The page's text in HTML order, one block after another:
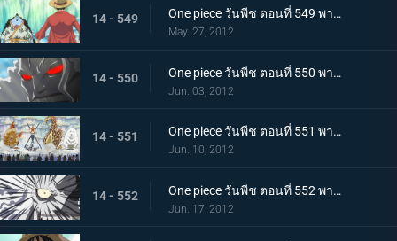
14 - 549 One piece วันพีช ตอนที่ 549 พากย์ไทย รอยร้าวบังเกิด! ลูฟี่ ปะทะ จินเบ
May. 27, 2012
14 - 550 One piece วันพีช ตอนที่ 550 พากย์ไทย เกิดความผิดปกติกับโฮดี้ พลังที่แท้จริงของยาปีศาจ!
Jun. 03, 2012
14 - 551 One piece วันพีช ตอนที่ 551 พากย์ไทย เริ่มศึกตัดสิน ณ ลานเกียวคอร์ด!
Jun. 10, 2012
14 - 552 One piece วันพีช ตอนที่ 552 พากย์ไทย คำสารภาพที่น่าตกใจ ความจริงเบื้องหลังการลอบสังหารโอโตฮิเมะ
Jun. 17, 2012